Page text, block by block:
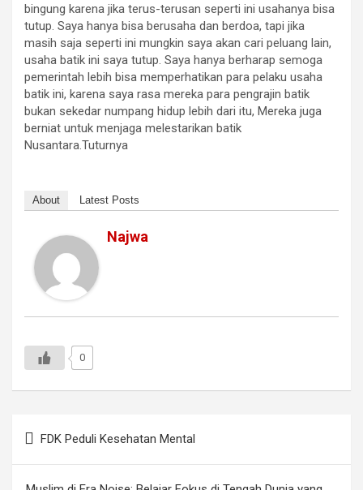
bingung karena jika terus-terusan seperti ini usahanya bisa
tutup. Saya hanya bisa berusaha dan berdoa, tapi jika
masih saja seperti ini mungkin saya akan cari peluang lain,
usaha batik ini saya tutup. Saya hanya berharap semoga
pemerintah lebih bisa memperhatikan para pelaku usaha
batik ini, karena saya rasa mereka para pengrajin batik
bukan sekedar numpang hidup lebih dari itu, Mereka juga
berniat untuk menjaga melestarikan batik
Nusantara.Tuturnya
About Latest Posts
Najwa
0
Navigasi
FDK Peduli Kesehatan Mental